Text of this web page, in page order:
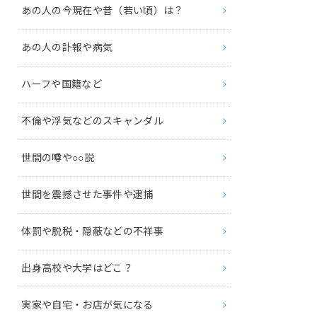
あの人の今現在や昔（若い頃）は？
あの人の訃報や病気
ハーフや国籍など
不倫や浮気などのスキャンダル
世間の噂や○○説
世間を震撼させた事件や逮捕
体罰や脱税・隠蔽などの不祥事
出身高校や大学はどこ？
実家や自宅・お店が気になる